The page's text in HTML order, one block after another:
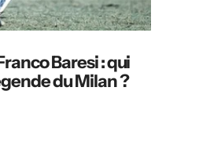
Baresi : qui
du Milan ?